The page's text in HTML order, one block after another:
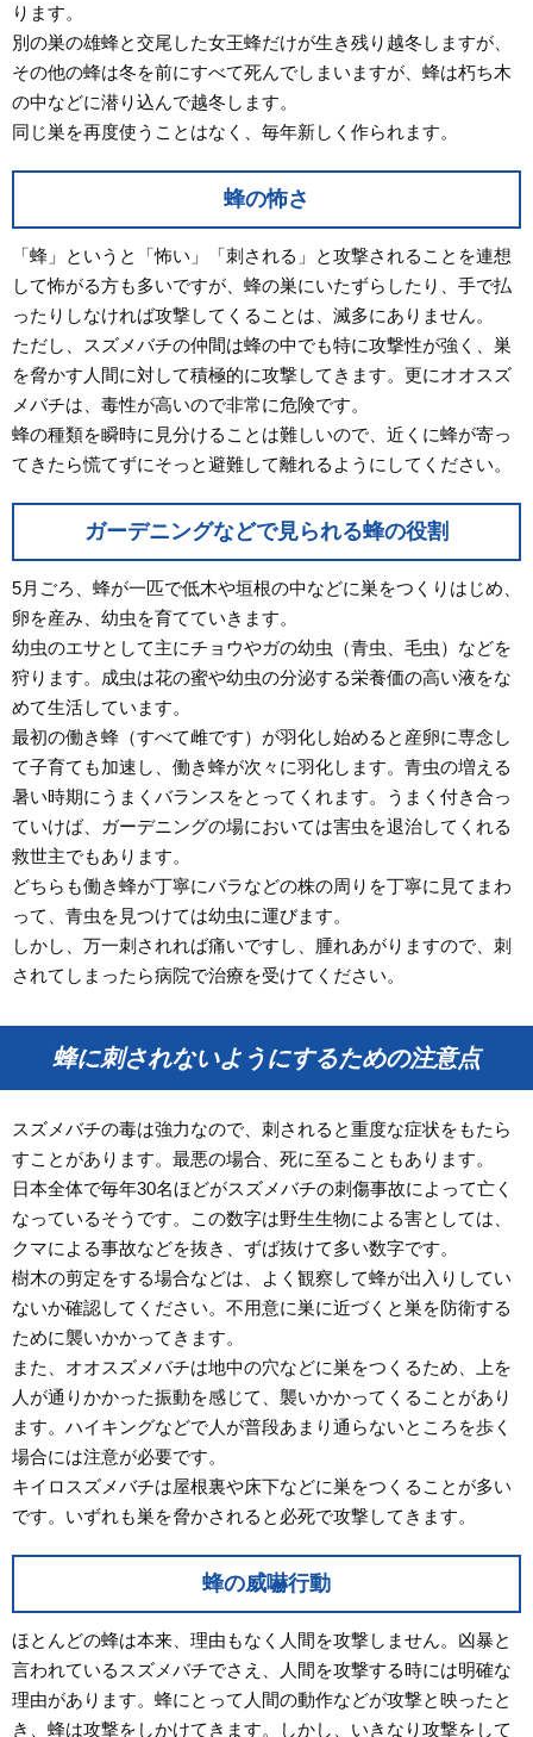
ります。
別の巣の雄蜂と交尾した女王蜂だけが生き残り越冬しますが、
その他の蜂は冬を前にすべて死んでしまいますが、蜂は朽ち木
の中などに潜り込んで越冬します。
同じ巣を再度使うことはなく、毎年新しく作られます。
蜂の怖さ
「蜂」というと「怖い」「刺される」と攻撃されることを連想
して怖がる方も多いですが、蜂の巣にいたずらしたり、手で払
ったりしなければ攻撃してくることは、滅多にありません。
ただし、スズメバチの仲間は蜂の中でも特に攻撃性が強く、巣
を脅かす人間に対して積極的に攻撃してきます。更にオオスズ
メバチは、毒性が高いので非常に危険です。
蜂の種類を瞬時に見分けることは難しいので、近くに蜂が寄っ
てきたら慌てずにそっと避難して離れるようにしてください。
ガーデニングなどで見られる蜂の役割
5月ごろ、蜂が一匹で低木や垣根の中などに巣をつくりはじめ、
卵を産み、幼虫を育てていきます。
幼虫のエサとして主にチョウやガの幼虫（青虫、毛虫）などを
狩ります。成虫は花の蜜や幼虫の分泌する栄養価の高い液をな
めて生活しています。
最初の働き蜂（すべて雌です）が羽化し始めると産卵に専念し
て子育ても加速し、働き蜂が次々に羽化します。青虫の増える
暑い時期にうまくバランスをとってくれます。うまく付き合っ
ていけば、ガーデニングの場においては害虫を退治してくれる
救世主でもあります。
どちらも働き蜂が丁寧にバラなどの株の周りを丁寧に見てまわ
って、青虫を見つけては幼虫に運びます。
しかし、万一刺されれば痛いですし、腫れあがりますので、刺
されてしまったら病院で治療を受けてください。
蜂に刺されないようにするための注意点
スズメバチの毒は強力なので、刺されると重度な症状をもたら
すことがあります。最悪の場合、死に至ることもあります。
日本全体で毎年30名ほどがスズメバチの刺傷事故によって亡く
なっているそうです。この数字は野生生物による害としては、
クマによる事故などを抜き、ずば抜けて多い数字です。
樹木の剪定をする場合などは、よく観察して蜂が出入りしてい
ないか確認してください。不用意に巣に近づくと巣を防衛する
ために襲いかかってきます。
また、オオスズメバチは地中の穴などに巣をつくるため、上を
人が通りかかった振動を感じて、襲いかかってくることがあり
ます。ハイキングなどで人が普段あまり通らないところを歩く
場合には注意が必要です。
キイロスズメバチは屋根裏や床下などに巣をつくることが多い
です。いずれも巣を脅かされると必死で攻撃してきます。
蜂の威嚇行動
ほとんどの蜂は本来、理由もなく人間を攻撃しません。凶暴と
言われているスズメバチでさえ、人間を攻撃する時には明確な
理由があります。蜂にとって人間の動作などが攻撃と映ったと
き、蜂は攻撃をしかけてきます。しかし、いきなり攻撃をして